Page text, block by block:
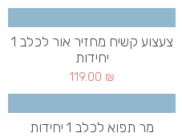
צעצוע קשיח מחזיר אור לכלב 1
יחידות
119.00 ₪
מר תפוא לכלב 1 יחידות